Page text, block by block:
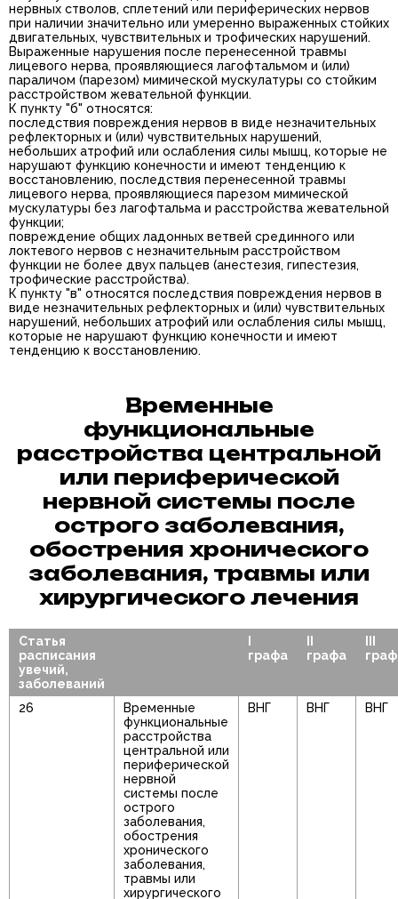
нервных стволов, сплетений или периферических нервов
при наличии значительно или умеренно выраженных стойких
двигательных, чувствительных и трофических нарушений.
Выраженные нарушения после перенесенной травмы
лицевого нерва, проявляющиеся лагофтальмом и (или)
параличом (парезом) мимической мускулатуры со стойким
расстройством жевательной функции.
К пункту "б" относятся:
последствия повреждения нервов в виде незначительных
рефлекторных и (или) чувствительных нарушений,
небольших атрофий или ослабления силы мышц, которые не
нарушают функцию конечности и имеют тенденцию к
восстановлению, последствия перенесенной травмы
лицевого нерва, проявляющиеся парезом мимической
мускулатуры без лагофтальма и расстройства жевательной
функции;
повреждение общих ладонных ветвей срединного или
локтевого нервов с незначительным расстройством
функции не более двух пальцев (анестезия, гипестезия,
трофические расстройства).
К пункту "в" относятся последствия повреждения нервов в
виде незначительных рефлекторных и (или) чувствительных
нарушений, небольших атрофий или ослабления силы мышц,
которые не нарушают функцию конечности и имеют
тенденцию к восстановлению.
Временные
функциональные
расстройства центральной
или периферической
нервной системы после
острого заболевания,
обострения хронического
заболевания, травмы или
хирургического лечения
Статья
расписания
увечий,
заболеваний
графа
графа
26
Временные
функциональные
расстройства
центральной или
периферической
нервной
системы после
острого
заболевания,
обострения
хронического
заболевания,
травмы или
хирургического
ВНГ ВНГ ВНГ